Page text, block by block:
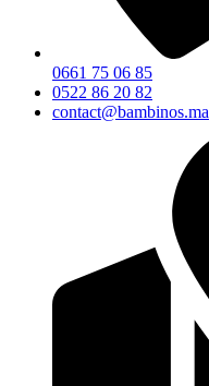
0661 75 06 85
0522 86 20 82
contact@bambinos.ma